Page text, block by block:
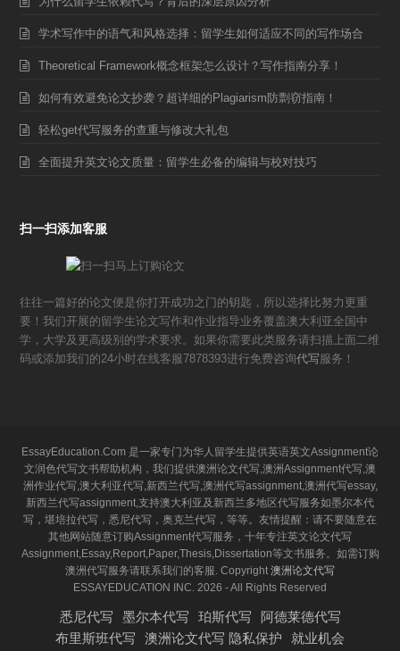
学术写作中的语气和风格选择：留学生如何适应不同的写作场合
Theoretical Framework概念框架怎么设计？写作指南分享！
如何有效避免论文抄袭？超详细的Plagiarism防剽窃指南！
轻松get代写服务的查重与修改大礼包
全面提升英文论文质量：留学生必备的编辑与校对技巧
扫一扫添加客服
往往一篇好的论文便是你打开成功之门的钥匙，所以选择比努力更重
要！我们开展的留学生论文写作和作业指导业务覆盖澳大利亚全国中
学，大学及更高级别的学术要求。如果你需要此类服务请扫描上面二维
码或添加我们的24小时在线客服7878393进行免费咨询代写 服务！
EssayEducation.Com 是一家专门为华人留学生提供英语英文Assignment论
文润色代写文书帮助机构，我们提供澳洲论文代写,澳洲Assignment代写,澳
洲作业代写,澳大利亚代写,新西兰代写,澳洲代写assignment,澳洲代写essay,
新西兰代写assignment,支持澳大利亚及新西兰多地区代写服务如墨尔本代
写，堪培拉代写，悉尼代写，奥克兰代写，等等。友情提醒：请不要随意在
其他网站随意订购Assignment代写服务，十年专注英文论文代写
Assignment,Essay,Report,Paper,Thesis,Dissertation等文书服务。如需订购
澳洲代写服务请联系我们的客服. Copyright 澳洲论文代写
ESSAYEDUCATION INC. 2026 - All Rights Reserved
悉尼代写 墨尔本代写 珀斯代写
阿德莱德代写
布里斯班代写
澳洲论文代写 隐私保护 就业机会